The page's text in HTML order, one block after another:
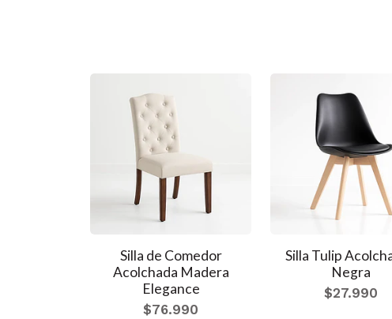
Silla de Comedor
Acolchada Madera
Elegance
$76.990
Silla Tulip
Negra
$27.990